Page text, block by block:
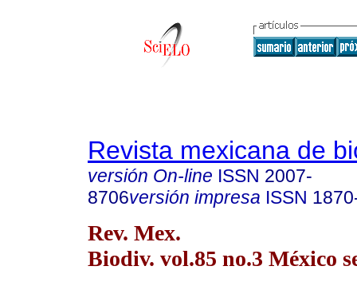
Revista mexicana de
versión On-line ISSN 2007-
8706versión impresa ISSN
Rev. Mex.
Biodiv. vol.85 no.3 México